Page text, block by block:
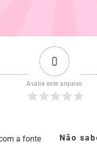
0
Avalie este arquivo
a fonte
Não